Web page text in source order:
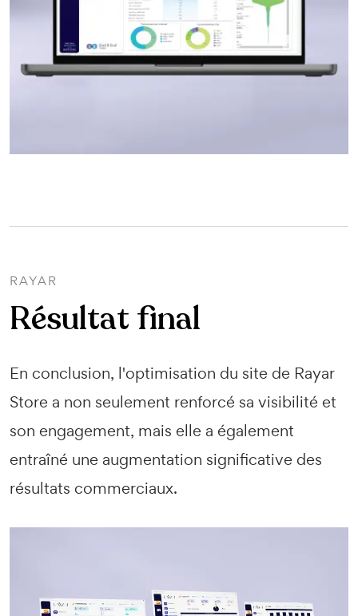
RAYAR
Résultat final
En conclusion, l'optimisation du site de Rayar
Store a non seulement renforcé sa visibilité et
son engagement, mais elle a également
entraîné une augmentation significative des
résultats commerciaux.